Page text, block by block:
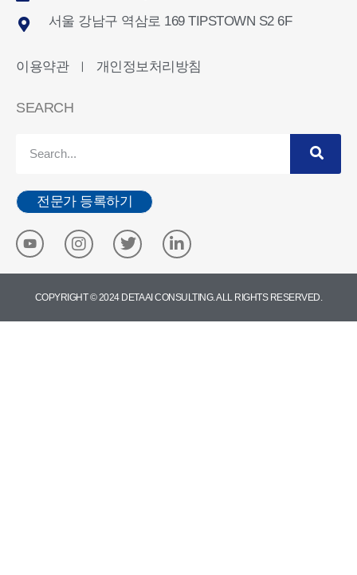
서울 강남구 역삼로 169 TIPSTOWN S2 6F
이용약관 ㅣ 개인정보처리방침
SEARCH
전문가 등록하기
COPYRIGHT © 2024 DETA AI CONSULTING. ALL RIGHTS RESERVED.